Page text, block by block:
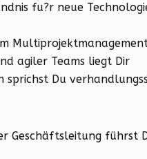
fu?r neue
agiler Teams liegt Dir
sprichst Du
Geschäftsleitung führst